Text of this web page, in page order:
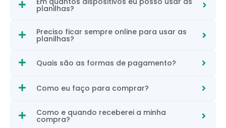
planilhas?
Preciso ficar sempre online para usar as
planilhas?
Quais são as formas de pagamento?
Como eu faço para comprar?
Como e quando receberei a minha
compra?